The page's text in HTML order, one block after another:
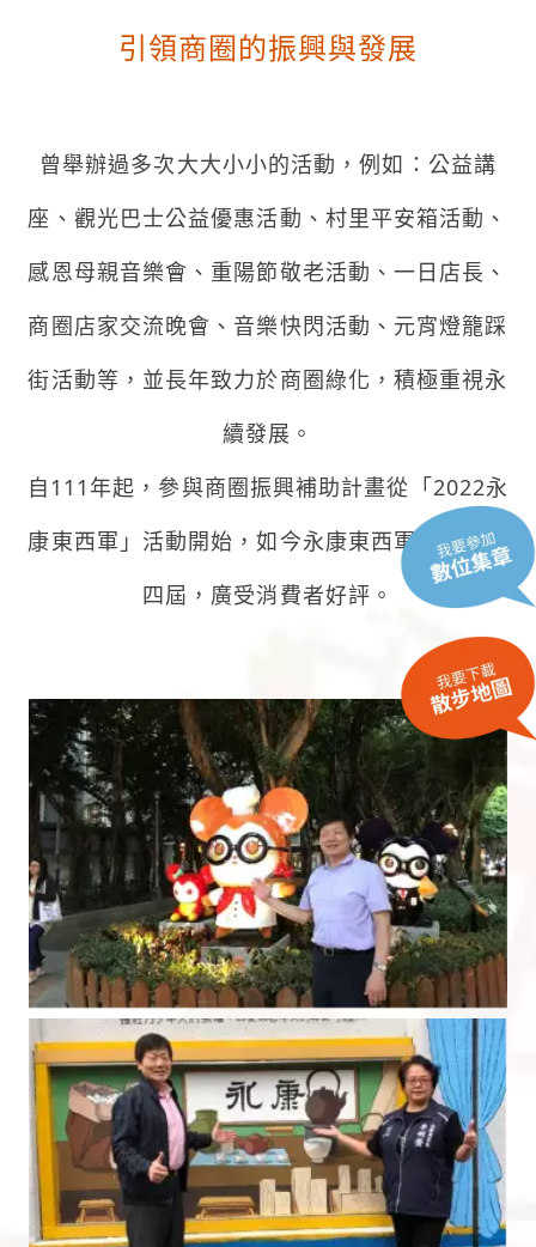
引領商圈的振興與發展
曾舉辦過多次大大小小的活動，例如：公益講
座、觀光巴士公益優惠活動、村里平安箱活動、
感恩母親音樂會、重陽節敬老活動、一日店長、
商圈店家交流晚會、音樂快閃活動、元宵燈籠踩
街活動等，並長年致力於商圈綠化，積極重視永
續發展。
自111年起，參與商圈振興補助計畫從「2022永
康東西軍」活動開始，如今永康東西軍已邁入第
四屆，廣受消費者好評。